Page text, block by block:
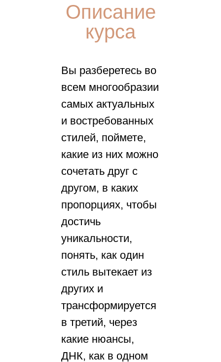
Описание
курса
Вы разберетесь во
всем многообразии
самых актуальных
и востребованных
стилей, поймете,
какие из них можно
сочетать друг с
другом, в каких
пропорциях, чтобы
достичь
уникальности,
понять, как один
стиль вытекает из
других и
трансформируется
в третий, через
какие нюансы,
ДНК, как в одном